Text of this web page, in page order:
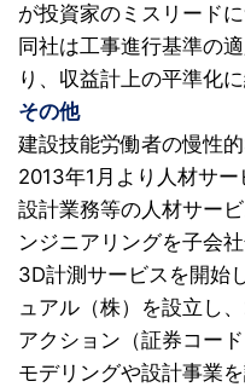
が投資家のミスリード
同社は工事進行基準の
り、収益計上の平準化
その他
建設技能労働者の慢性
2013年1月より人材サ
設計業務等の人材サー
ンジニアリングを子会
3D計測サービスを開始
ュアル（株）を設立し
アクション（証券コー
モデリングや設計事業を